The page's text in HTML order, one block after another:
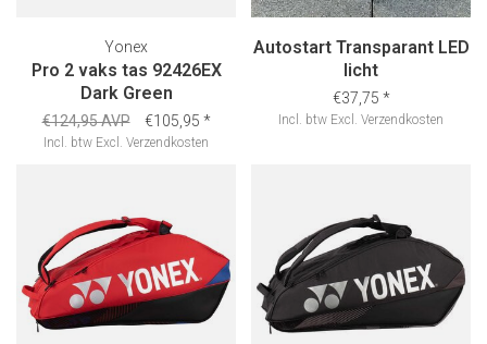
Yonex
Pro 2 vaks tas 92426EX
Dark Green
€124,95 AVP €105,95 *
Incl. btw Excl. Verzendkosten
Autostart Transparant LED
licht
€37,75 *
Incl. btw Excl. Verzendkosten